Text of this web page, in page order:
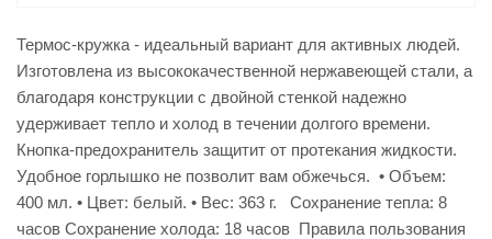
Термос-кружка - идеальный вариант для активных людей.
Изготовлена из высококачественной нержавеющей стали, а
благодаря конструкции с двойной стенкой надежно
удерживает тепло и холод в течении долгого времени.
Кнопка-предохранитель защитит от протекания жидкости.
Удобное горлышко не позволит вам обжечься. • Объем:
400 мл. • Цвет: белый. • Вес: 363 г. Сохранение тепла: 8
часов Сохранение холода: 18 часов Правила пользования